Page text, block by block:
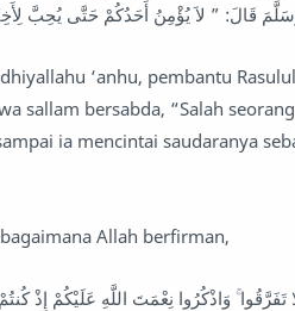
قَالَ: ” لاَ يُؤْمِنُ أَحَدُكُمْ حَتَّى يُحِبَّ
‘anhu, pembantu
sallam bersabda, “Salah
ia mencintai saudaranya
Allah berfirman,
تَفَرَّقُوا ۚ وَاذْكُرُوا نِعْمَتَ اللَّهِ عَلَيْكُمْ إِذْ